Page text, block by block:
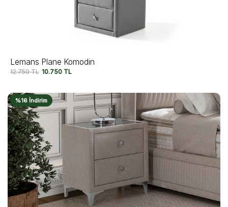
Lemans Plane Komodin
12.750TL 10.750 TL
%16 İndirim